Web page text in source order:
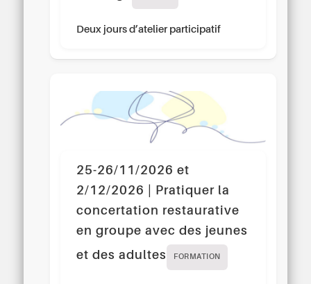
Deux jours d’atelier participatif
25-26/11/2026 et
2/12/2026 | Pratiquer la
concertation restaurative
en groupe avec des jeunes
et des adultes
FORMATION